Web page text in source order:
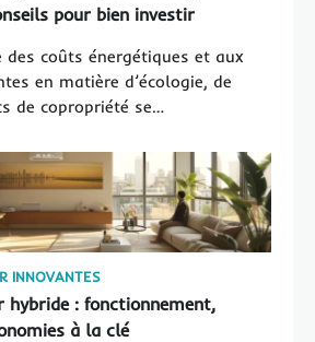
pour bien investir
des coûts énergétiques et aux
en matière d’écologie, de
de copropriété se…
INNOVANTES
hybride : fonctionnement,
à la clé